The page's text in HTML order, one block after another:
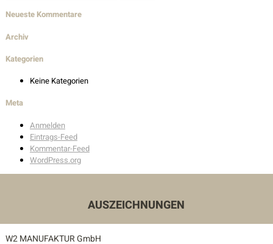
Innenarchitektur
Unser Kontakt
Pressekontakt
Neueste Kommentare
Archiv
Kategorien
Keine Kategorien
Meta
Anmelden
Eintrags-Feed
Kommentar-Feed
WordPress.org
AUSZEICHNUNGEN
W2 MANUFAKTUR GmbH